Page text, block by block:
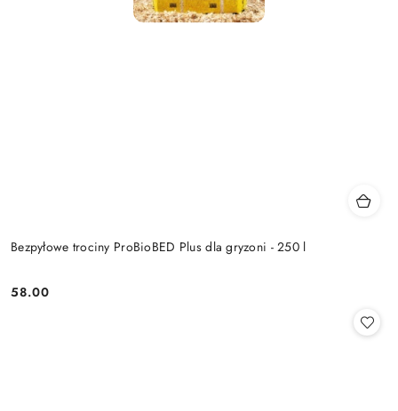
Bezpyłowe trociny ProBioBED Plus dla gryzoni - 250 l
Cena:
58.00